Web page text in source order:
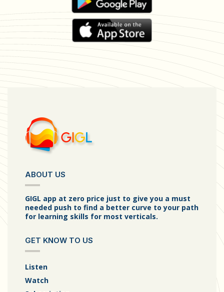
ABOUT US
GIGL app at zero price just to give you a must
needed push to find a better curve to your path
for learning skills for most verticals.
GET KNOW TO US
Listen
Watch